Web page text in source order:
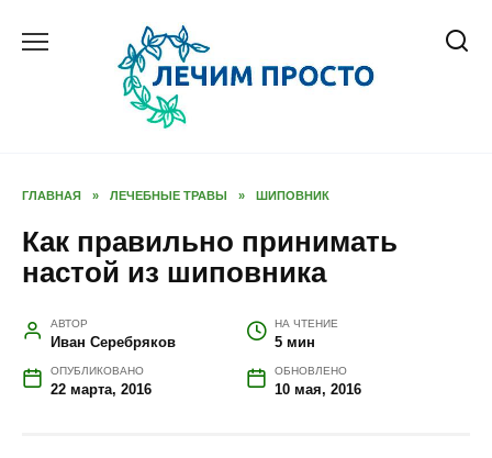
ГЛАВНАЯ » ЛЕЧЕБНЫЕ ТРАВЫ » ШИПОВНИК
Как правильно принимать
настой из шиповника
АВТОР
Иван Серебряков
НА ЧТЕНИЕ
5 мин
ОПУБЛИКОВАНО
22 марта, 2016
ОБНОВЛЕНО
10 мая, 2016